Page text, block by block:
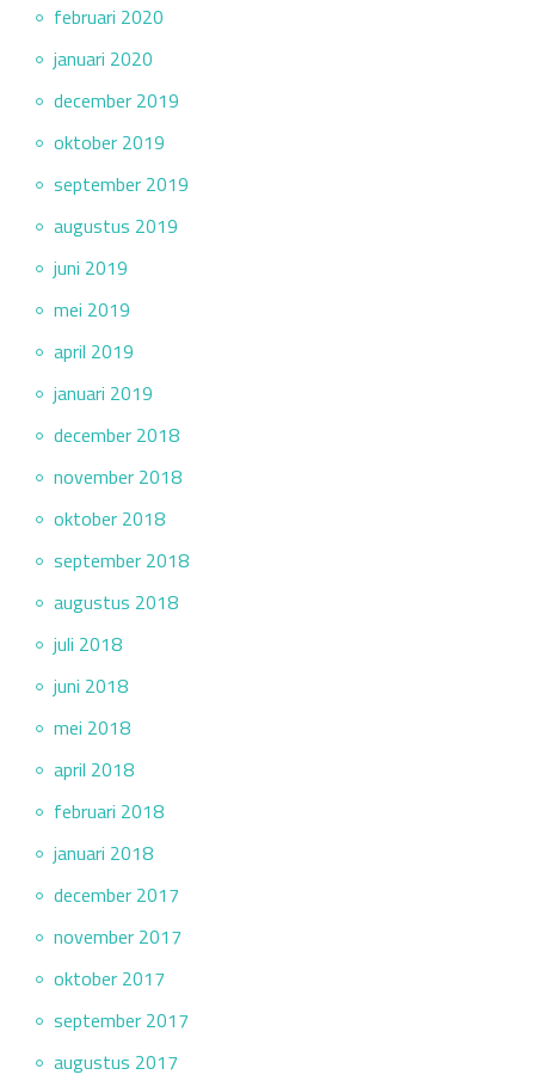
februari 2020
januari 2020
december 2019
oktober 2019
september 2019
augustus 2019
juni 2019
mei 2019
april 2019
januari 2019
december 2018
november 2018
oktober 2018
september 2018
augustus 2018
juli 2018
juni 2018
mei 2018
april 2018
februari 2018
januari 2018
december 2017
november 2017
oktober 2017
september 2017
augustus 2017